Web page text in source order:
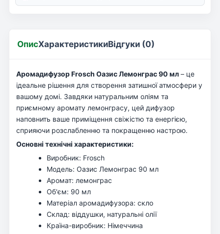
ОписХарактеристикиВідгуки (0)
Аромадифузор Frosch Оазис Лемонграс 90 мл – це
ідеальне рішення для створення затишної атмосфери у
вашому домі. Завдяки натуральним оліям та
приємному аромату лемонграсу, цей дифузор
наповнить ваше приміщення свіжістю та енергією,
сприяючи розслабленню та покращенню настрою.
Основні технічні характеристики:
Виробник: Frosch
Модель: Оазис Лемонграс 90 мл
Аромат: лемонграс
Об'єм: 90 мл
Матеріал аромадифузора: скло
Склад: віддушки, натуральні олії
Країна-виробник: Німеччина